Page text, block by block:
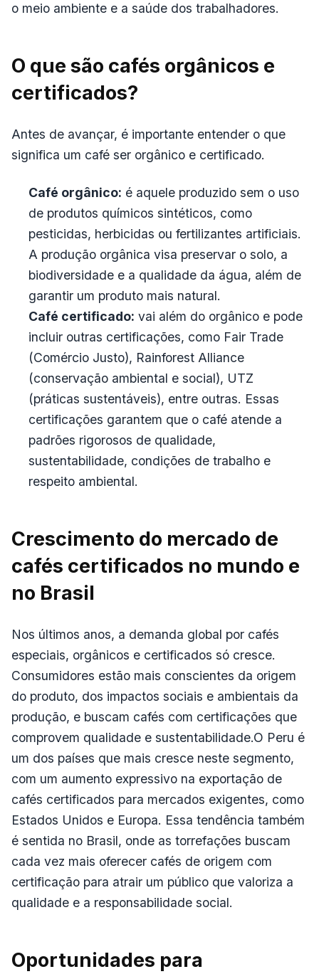
o meio ambiente e a saúde dos trabalhadores.
O que são cafés orgânicos e
certificados?
Antes de avançar, é importante entender o que
significa um café ser orgânico e certificado.
Café orgânico: é aquele produzido sem o uso
de produtos químicos sintéticos, como
pesticidas, herbicidas ou fertilizantes artificiais.
A produção orgânica visa preservar o solo, a
biodiversidade e a qualidade da água, além de
garantir um produto mais natural.
Café certificado: vai além do orgânico e pode
incluir outras certificações, como Fair Trade
(Comércio Justo), Rainforest Alliance
(conservação ambiental e social), UTZ
(práticas sustentáveis), entre outras. Essas
certificações garantem que o café atende a
padrões rigorosos de qualidade,
sustentabilidade, condições de trabalho e
respeito ambiental.
Crescimento do mercado de
cafés certificados no mundo e
no Brasil
Nos últimos anos, a demanda global por cafés
especiais, orgânicos e certificados só cresce.
Consumidores estão mais conscientes da origem
do produto, dos impactos sociais e ambientais da
produção, e buscam cafés com certificações que
comprovem qualidade e sustentabilidade.O Peru é
um dos países que mais cresce neste segmento,
com um aumento expressivo na exportação de
cafés certificados para mercados exigentes, como
Estados Unidos e Europa. Essa tendência também
é sentida no Brasil, onde as torrefações buscam
cada vez mais oferecer cafés de origem com
certificação para atrair um público que valoriza a
qualidade e a responsabilidade social.
Oportunidades para